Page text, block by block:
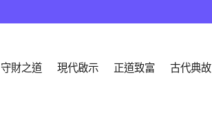
守財之道 現代啟示 正道致富 古代典故